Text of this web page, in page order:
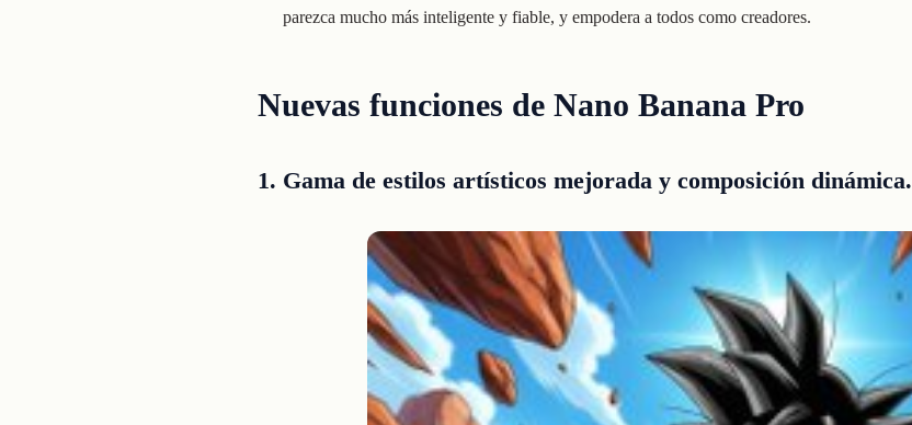
parezca mucho más inteligente y fiable, y empodera a todos como creadores.
Nuevas funciones de Nano Banana Pro
1. Gama de estilos artísticos mejorada y composición dinámica.